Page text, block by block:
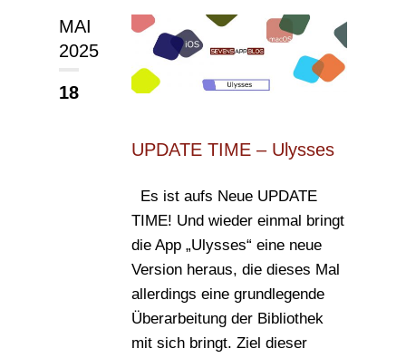
MAI
2025
18
UPDATE TIME – Ulysses
Es ist aufs Neue UPDATE
TIME! Und wieder einmal bringt
die App „Ulysses“ eine neue
Version heraus, die dieses Mal
allerdings eine grundlegende
Überarbeitung der Bibliothek
mit sich bringt. Ziel dieser